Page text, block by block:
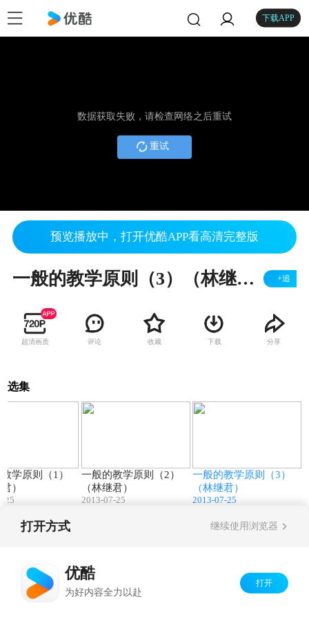
下载APP
数据获取失败，请检查网络之后重试
重试
预览播放中，打开优酷APP看高清完整版
一般的教学原则（3）（林继君） +追
超清画质 评论 收藏 下载 分享
选集
学原则（1）
）
25
一般的教学原则（2）
（林继君）
2013-07-25
一般的教学原则（3）
（林继君）
2013-07-25
打开方式 继续使用浏览器
优酷
为好内容全力以赴
打开